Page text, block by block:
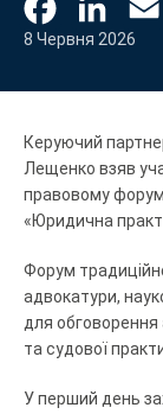
8 Червня 2026
Керуючий
Лещенко взяв
правовому
«Юридична
Форум
адвокатури,
для
та судової
У перший день